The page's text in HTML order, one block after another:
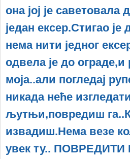
она јој је
један ексер.Стигао
нема нити једног
одвела је до
моја..али погледај
никада неће
љутњи,повредиш
извадиш.Нема везе
увек ту..